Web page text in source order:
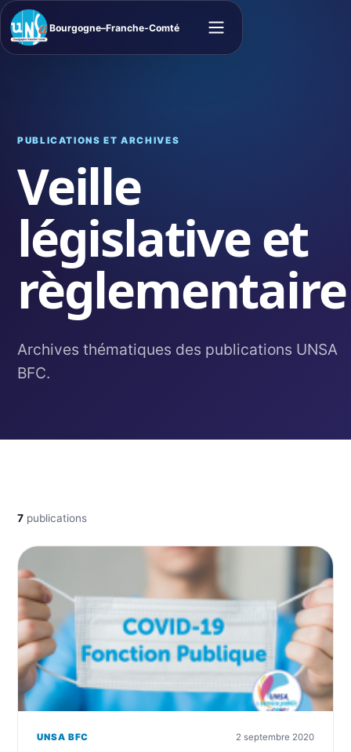
Bourgogne–Franche-Comté
Ouvrir le menu
PUBLICATIONS ET ARCHIVES
Veille
législative et
règlementaire
Archives thématiques des publications UNSA
BFC.
7 publications
UNSA BFC 2 septembre 2020